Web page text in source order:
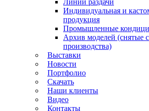
Линии раздачи
Индивидуальная и
продукция
Промышленные
Архив моделей (снятые
производства)
Выставки
Новости
Портфолио
Скачать
Наши клиенты
Видео
Контакты